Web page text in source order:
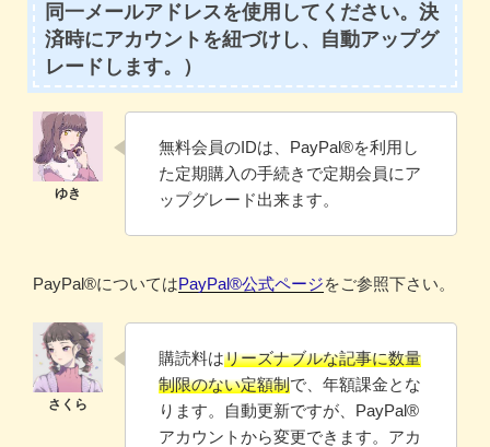
同一メールアドレスを使用してください。決
済時にアカウントを紐づけし、自動アップグ
レードします。）
無料会員のIDは、PayPal®️を利用し
た定期購入の手続きで定期会員にア
ップグレード出来ます。
PayPal®️についてはPayPal®️公式ページをご参照下さい。
購読料はリーズナブルな記事に数量
制限のない定額制で、年額課金とな
ります。自動更新ですが、PayPal®
アカウントから変更できます。アカ